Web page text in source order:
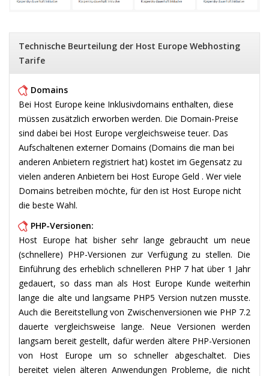
Technische Beurteilung der Host Europe Webhosting
Tarife
Domains
Bei Host Europe keine Inklusivdomains enthalten, diese
müssen zusätzlich erworben werden. Die Domain-Preise
sind dabei bei Host Europe vergleichsweise teuer. Das
Aufschaltenen externer Domains (Domains die man bei
anderen Anbietern registriert hat) kostet im Gegensatz zu
vielen anderen Anbietern bei Host Europe Geld . Wer viele
Domains betreiben möchte, für den ist Host Europe nicht
die beste Wahl.
PHP-Versionen:
Host Europe hat bisher sehr lange gebraucht um neue
(schnellere) PHP-Versionen zur Verfügung zu stellen. Die
Einführung des erheblich schnelleren PHP 7 hat über 1 Jahr
gedauert, so dass man als Host Europe Kunde weiterhin
lange die alte und langsame PHP5 Version nutzen musste.
Auch die Bereitstellung von Zwischenversionen wie PHP 7.2
dauerte vergleichsweise lange. Neue Versionen werden
langsam bereit gestellt, dafür werden ältere PHP-Versionen
von Host Europe um so schneller abgeschaltet. Dies
bereitet vielen älteren Anwendungen Probleme, die nicht